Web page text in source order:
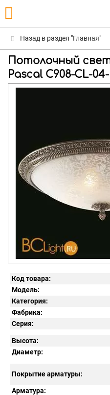
Назад в раздел "Главная"
Потолочный
Pascal C908-CL-04-
Код товара:
Модель:
Категория:
Фабрика:
Серия:
Высота:
Диаметр:
Покрытие арматуры:
Арматура: